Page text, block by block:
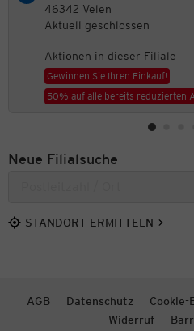
46342 Velen
Aktuell geschlossen
Aktionen in dieser Filiale
Gewinnen Sie Ihren Einkauf!
50% auf alle bereits reduzierten
Neue Filialsuche
STANDORT ERMITTELN
AGB Datenschutz Cookie-
Widerruf